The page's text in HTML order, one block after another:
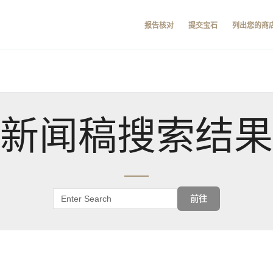
报告核对 提交宝石 列出您的商
新闻稿搜索结果
前往